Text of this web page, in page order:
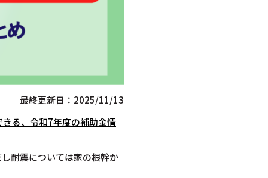
最終更新日：2025/11/13
る、令和7年度の補助金情
耐震については家の根幹か